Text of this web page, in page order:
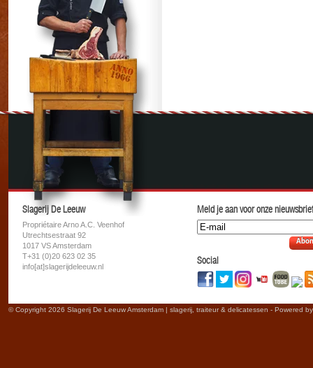
Slagerij De Leeuw
Propriétaire Arno A.C. Veenhof
Utrechtsestraat 92
1017 VS Amsterdam
T+31 (0)20 623 02 35
info[at]slagerijdeleeuw.nl
Meld je aan voor onze
Social
© Copyright 2026 Slagerij De Leeuw Amsterdam | slagerij, traiteur & delicatessen - Powered